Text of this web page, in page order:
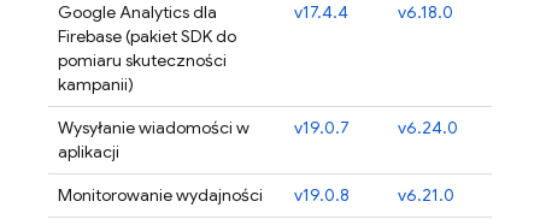
Google Analytics dla
Firebase (pakiet SDK do
pomiaru skuteczności
kampanii)
v17.4.4 v6.18.0
Wysyłanie wiadomości w
aplikacji
v19.0.7 v6.24.0
Monitorowanie wydajności v19.0.8
v6.21.0